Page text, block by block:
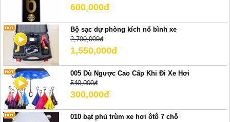
600,000đ
Bộ sạc dự phòng kích nổ bình xe
2,790,000đ
1,550,000đ
005 Dù Ngược Cao Cấp Khi Đi Xe Hơi
540,000đ
300,000đ
010 bạt phủ trùm xe hơi ôtô 7 chỗ